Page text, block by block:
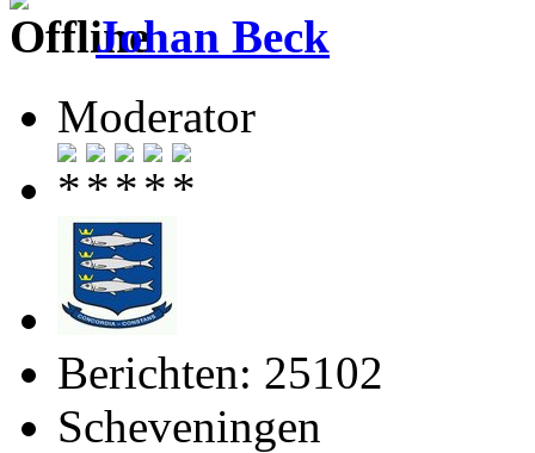
Johan Beck
Moderator
Berichten: 25102
Scheveningen